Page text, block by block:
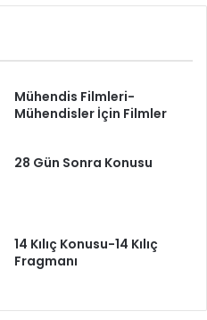
Mühendis Filmleri-
Mühendisler İçin Filmler
28 Gün Sonra Konusu
14 Kılıç Konusu-14 Kılıç
Fragmanı